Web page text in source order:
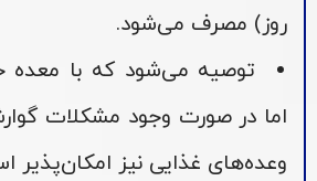
روز) مصرف می‌شود.
توصیه می‌شود که با
اما در صورت وجود مشکلات
وعده‌های غذایی نیز امکان‌پذیر